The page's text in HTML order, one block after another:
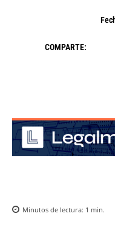
COMPARTE:
Minutos de lectura: 1 min.